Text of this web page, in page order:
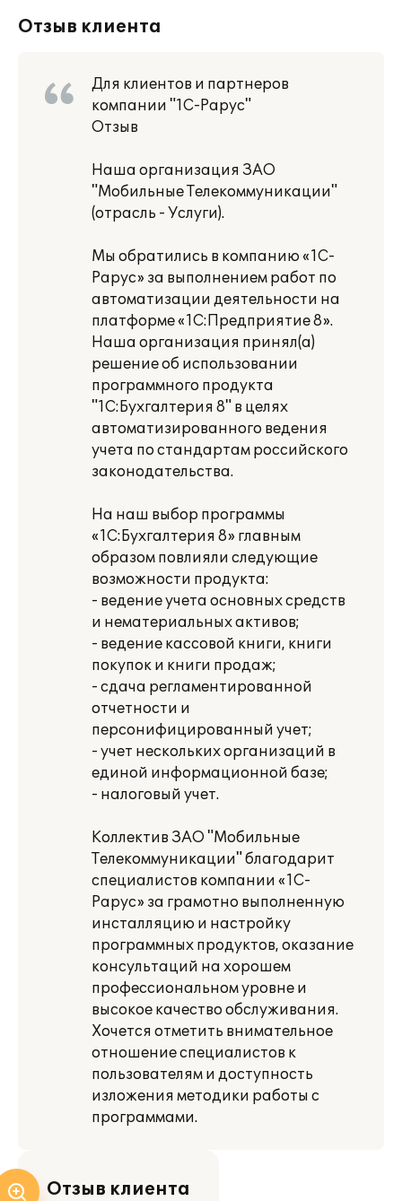
Отзыв клиента
Для клиентов и партнеров
компании "1С-Рарус"
Отзыв
Наша организация ЗАО
"Мобильные Телекоммуникации"
(отрасль - Услуги).
Мы обратились в компанию «1С-
Рарус» за выполнением работ по
автоматизации деятельности на
платформе «1С:Предприятие 8».
Наша организация принял(а)
решение об использовании
программного продукта
"1С:Бухгалтерия 8" в целях
автоматизированного ведения
учета по стандартам российского
законодательства.
На наш выбор программы
«1С:Бухгалтерия 8» главным
образом повлияли следующие
возможности продукта:
- ведение учета основных средств
и нематериальных активов;
- ведение кассовой книги, книги
покупок и книги продаж;
- сдача регламентированной
отчетности и
персонифицированный учет;
- учет нескольких организаций в
единой информационной базе;
- налоговый учет.
Коллектив ЗАО "Мобильные
Телекоммуникации" благодарит
специалистов компании «1С-
Рарус» за грамотно выполненную
инсталляцию и настройку
программных продуктов, оказание
консультаций на хорошем
профессиональном уровне и
высокое качество обслуживания.
Хочется отметить внимательное
отношение специалистов к
пользователям и доступность
изложения методики работы с
программами.
Отзыв клиента